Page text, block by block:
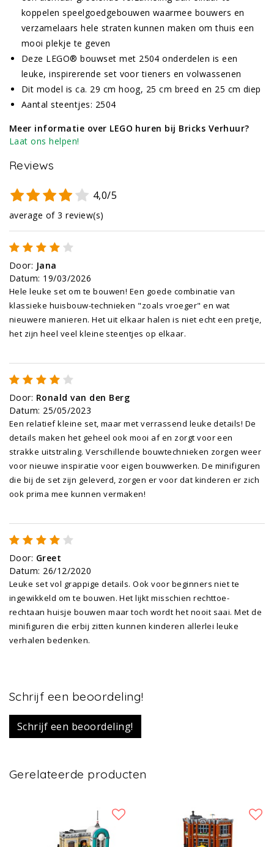
koppelen speelgoedgebouwen waarmee bouwers en
verzamelaars hele straten kunnen maken om thuis een
mooi plekje te geven
Deze LEGO® bouwset met 2504 onderdelen is een
leuke, inspirerende set voor tieners en volwassenen
Dit model is ca. 29 cm hoog, 25 cm breed en 25 cm diep
Aantal steentjes: 2504
Meer informatie over LEGO huren bij Bricks Verhuur?
Laat ons helpen!
Reviews
4,0/5
average of 3 review(s)
Door: Jana
Datum: 19/03/2026
Hele leuke set om te bouwen! Een goede combinatie van
klassieke huisbouw-technieken "zoals vroeger" en wat
nieuwere manieren. Het uit elkaar halen is niet echt een pretje,
het zijn heel veel kleine steentjes op elkaar.
Door: Ronald van den Berg
Datum: 25/05/2023
Een relatief kleine set, maar met verrassend leuke details! De
details maken het geheel ook mooi af en zorgt voor een
strakke uitstraling. Verschillende bouwtechnieken zorgen weer
voor nieuwe inspiratie voor eigen bouwwerken. De minifiguren
die bij de set zijn geleverd, zorgen er voor dat kinderen er zich
ook prima mee kunnen vermaken!
Door: Greet
Datum: 26/12/2020
Leuke set vol grappige details. Ook voor beginners niet te
ingewikkeld om te bouwen. Het lijkt misschien rechttoe-
rechtaan huisje bouwen maar toch wordt het nooit saai. Met de
minifiguren die erbij zitten kunnen kinderen allerlei leuke
verhalen bedenken.
Schrijf een beoordeling!
Schrijf een beoordeling!
Gerelateerde producten